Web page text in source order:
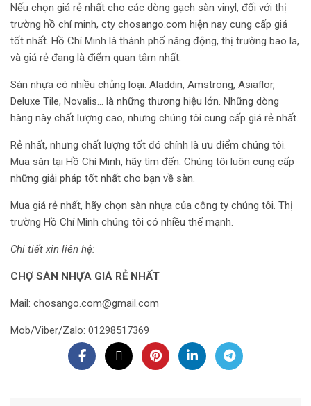
Nếu chọn giá rẻ nhất cho các dòng gạch sàn vinyl, đối với thị
trường hồ chí minh, cty chosango.com hiện nay cung cấp giá
tốt nhất. Hồ Chí Minh là thành phố năng động, thị trường bao la,
và giá rẻ đang là điểm quan tâm nhất.
Sàn nhựa có nhiều chủng loại. Aladdin, Amstrong, Asiaflor,
Deluxe Tile, Novalis… là những thương hiệu lớn. Những dòng
hàng này chất lượng cao, nhưng chúng tôi cung cấp giá rẻ nhất.
Rẻ nhất, nhưng chất lượng tốt đó chính là ưu điểm chúng tôi.
Mua sàn tại Hồ Chí Minh, hãy tìm đến. Chúng tôi luôn cung cấp
những giải pháp tốt nhất cho bạn về sàn.
Mua giá rẻ nhất, hãy chọn sàn nhựa của công ty chúng tôi. Thị
trường Hồ Chí Minh chúng tôi có nhiều thế mạnh.
Chi tiết xin liên hệ:
CHỢ SÀN NHỰA GIÁ RẺ NHẤT
Mail: chosango.com@gmail.com
Mob/Viber/Zalo: 01298517369